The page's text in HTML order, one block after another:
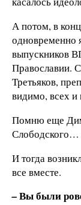
А потом, в
одновременно
выпускников
Православии.
Третьяков,
видимо, всех и
Помню еще
Слободского…
И тогда
все вместе.
–Вы были